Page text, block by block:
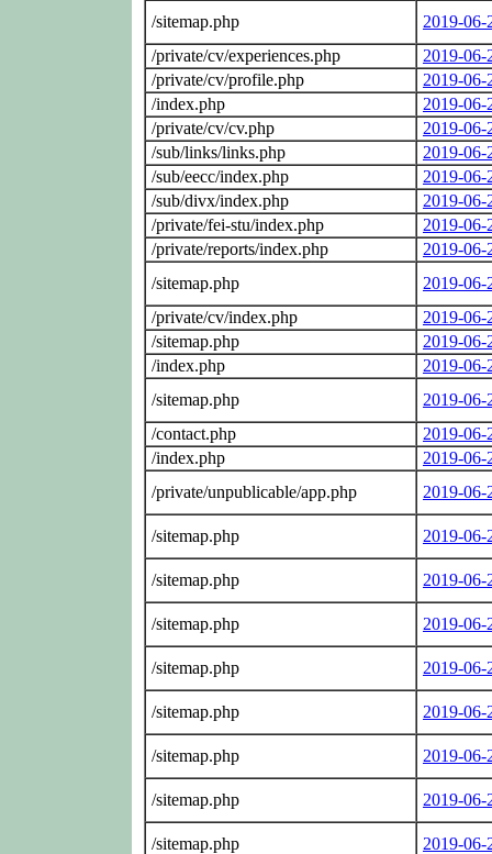
/sitemap.php
2019-06-
/private/cv/experiences.php
2019-06-
/private/cv/profile.php
2019-06-
/index.php
2019-06-
/private/cv/cv.php
2019-06-
/sub/links/links.php
2019-06-
/sub/eecc/index.php
2019-06-
/sub/divx/index.php
2019-06-
/private/fei-stu/index.php
2019-06-
/private/reports/index.php
2019-06-
/sitemap.php
2019-06-
/private/cv/index.php
2019-06-
/sitemap.php
2019-06-
/index.php
2019-06-
/sitemap.php
2019-06-
/contact.php
2019-06-
/index.php
2019-06-
/private/unpublicable/app.php
2019-06-
/sitemap.php 2019-06-
/sitemap.php 2019-06-
/sitemap.php 2019-06-
/sitemap.php 2019-06-
/sitemap.php 2019-06-
/sitemap.php 2019-06-
/sitemap.php 2019-06-
/sitemap.php 2019-06-